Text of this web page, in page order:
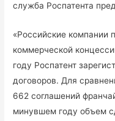
служба Роспатента
«Российские компании
коммерческой
году Роспатент
договоров. Для
662 соглашений
минувшем году объем